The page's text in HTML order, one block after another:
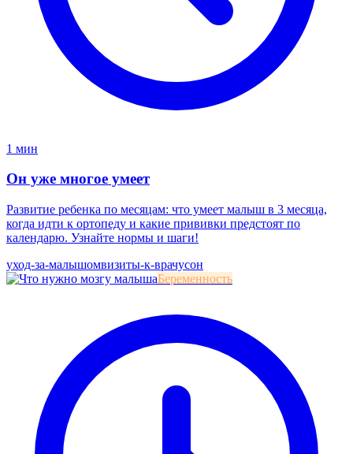
1 мин
Он уже многое умеет
Развитие ребенка по месяцам: что умеет малыш в 3 месяца,
когда идти к ортопеду и какие прививки предстоят по
календарю. Узнайте нормы и шаги!
уход-за-малышомвизиты-к-врачусон
Беременность